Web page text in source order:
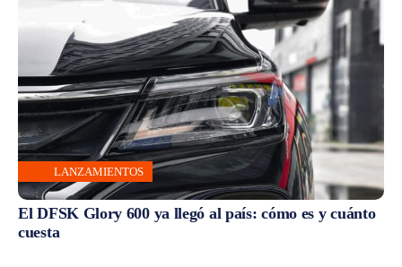
LANZAMIENTOS
El DFSK Glory 600 ya llegó al país: cómo es y cuánto
cuesta